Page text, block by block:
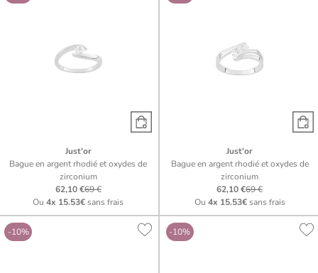
Just'or
Bague en argent rhodié et oxydes de
zirconium
62,10 €69 €
Ou4x 15.53€sans frais
Just'or
Bague en argent rhodié et oxydes de
zirconium
62,10 €69 €
Ou 4x 15.53€sans frais
-10% -10%